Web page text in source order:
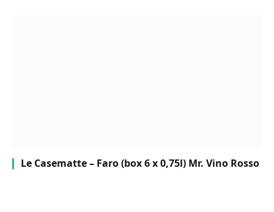
Le Casematte – Faro (box 6 x 0,75l) Mr. Vino Rosso